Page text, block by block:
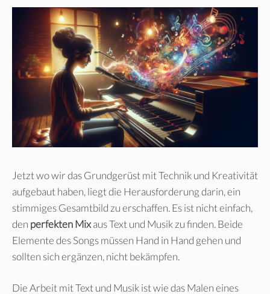
Jetzt wo wir das Grundgerüst mit Technik und Kreativität
aufgebaut haben, liegt die Herausforderung darin, ein
stimmiges Gesamtbild zu erschaffen. Es ist nicht einfach,
den perfekten Mixaus Text und Musik zu finden. Beide
Elemente des Songs müssen Hand in Hand gehen und
sollten sich ergänzen, nicht bekämpfen.
Die Arbeit mit Text und Musik ist wie das Malen eines